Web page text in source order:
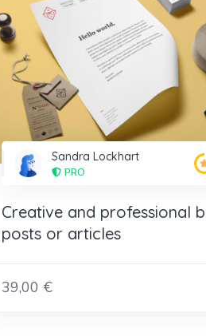
Sandra Lockhart
PRO
Creative and professional
posts or articles
39,00 €